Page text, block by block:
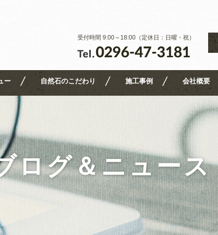
受付時間 9:00～18:00（定休日：日曜・祝）
ー 自然石のこだわり 施工事例 会社概要
ログ＆ニュース